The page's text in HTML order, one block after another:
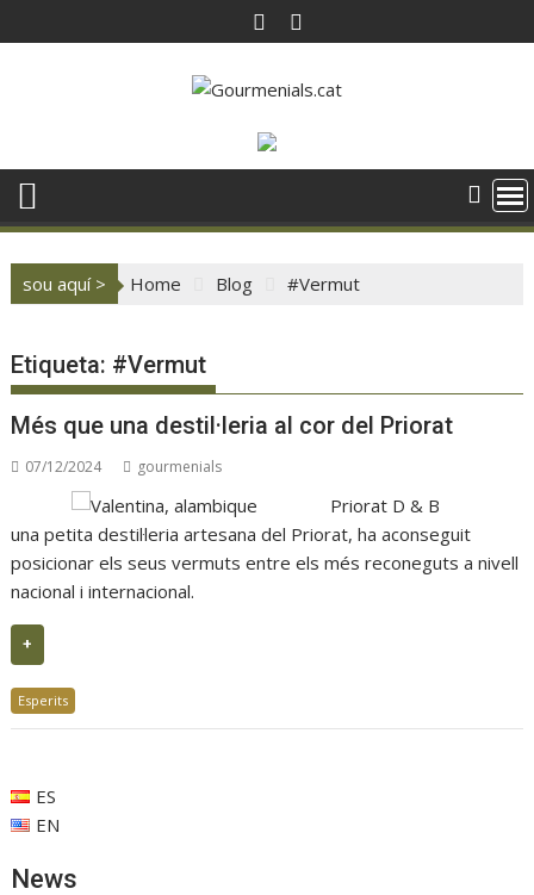
to
sou aquí > Home Blog #Vermut
Etiqueta: #Vermut
Més que una destil·leria al cor del Priorat
07/12/2024 gourmenials
Priorat D & B
una petita destil·leria artesana del Priorat, ha aconseguit
posicionar els seus vermuts entre els més reconeguts a nivell
nacional i internacional.
+
Esperits
ES
EN
News